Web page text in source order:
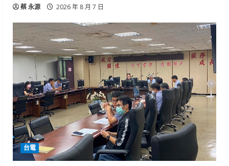
蔡 永源 2026 年 8 月 7 日
台電